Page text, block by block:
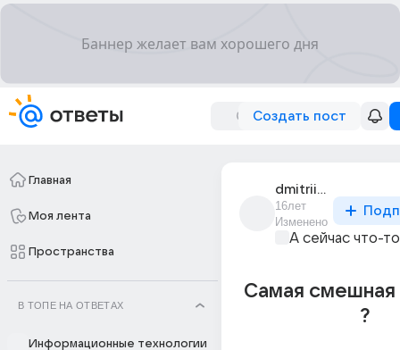
Создать пост
Главная
Моя лента
Пространства
В ТОПЕ НА ОТВЕТАХ
Информационные технологии
dmitrii_kolotsei_1
16лет
Изменено
А сейчас что-
Самая
?